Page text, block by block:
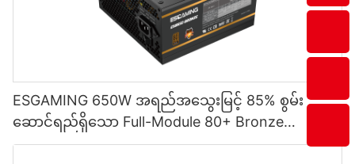
ESGAMING 650W အရည်အသွေးမြင့် 85% စွမ်း
ဆောင်ရည်ရှိသော Full-Module 80+ Bronze
Desktop PC Power Supply ထောက်ပံ့မှု ESB650W